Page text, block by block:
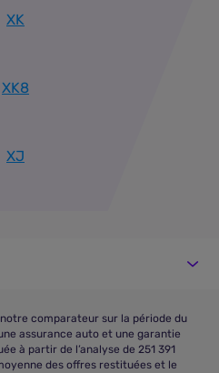
XK
XK8
XJ
comparateur sur la période du
assurance auto et une garantie
à partir de l’analyse de 251 391
des offres restituées et le